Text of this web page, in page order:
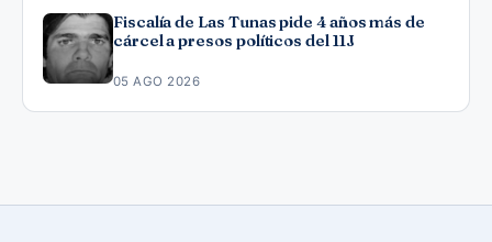
Fiscalía de Las Tunas pide 4 años más de
cárcel a presos políticos del 11J
05 AGO 2026